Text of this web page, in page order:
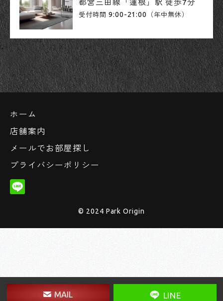
都営三田線「蓮根」駅 徒歩7分
受付時間 9:00-21:00 （年中無休）
ホーム
店舗案内
メールでお部屋探し
プライバシーポリシー
© 2024 Park Origin
MAIL LINE